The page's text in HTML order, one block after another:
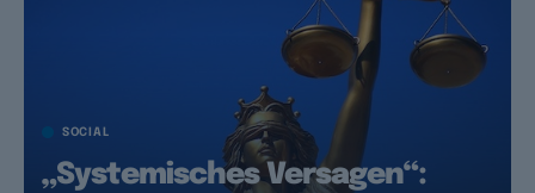
SOCIAL
„Systemisches Versagen“: